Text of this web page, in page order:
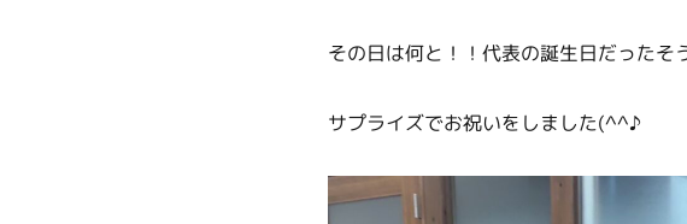
その日は何と！！代表の誕生日だったそ
サプライズでお祝いをしました(^^♪